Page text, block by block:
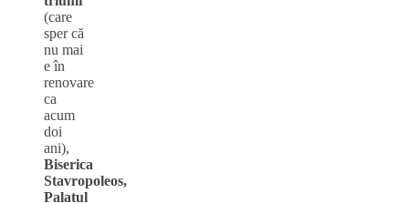
(care
sper că
nu mai
e în
renovare
ca
acum
doi
ani),
Biserica
Stavropoleos,
Palatul